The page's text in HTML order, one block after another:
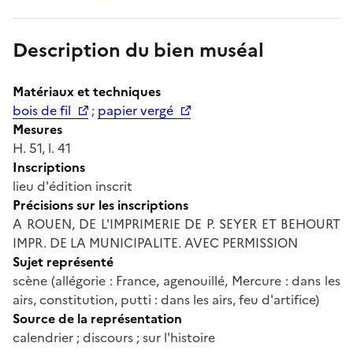
Description du bien muséal
Matériaux et techniques
bois de fil
; papier vergé
Mesures
H. 51, l. 41
Inscriptions
lieu d'édition inscrit
Précisions sur les inscriptions
A ROUEN, DE L'IMPRIMERIE DE P. SEYER ET BEHOURT
IMPR. DE LA MUNICIPALITE. AVEC PERMISSION
Sujet représenté
scène (allégorie : France, agenouillé, Mercure : dans les
airs, constitution, putti : dans les airs, feu d'artifice)
Source de la représentation
calendrier ; discours ; sur l'histoire